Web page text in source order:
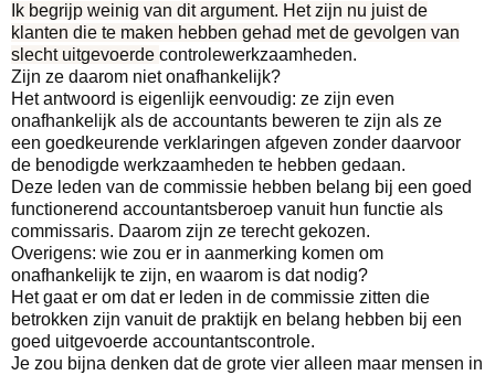
Ik begrijp weinig van dit argument. Het zijn nu juist de
klanten die te maken hebben gehad met de gevolgen van
slecht uitgevoerde controlewerkzaamheden.
Zijn ze daarom niet onafhankelijk?
Het antwoord is eigenlijk eenvoudig: ze zijn even
onafhankelijk als de accountants beweren te zijn als ze
een goedkeurende verklaringen afgeven zonder daarvoor
de benodigde werkzaamheden te hebben gedaan.
Deze leden van de commissie hebben belang bij een goed
functionerend accountantsberoep vanuit hun functie als
commissaris. Daarom zijn ze terecht gekozen.
Overigens: wie zou er in aanmerking komen om
onafhankelijk te zijn, en waarom is dat nodig?
Het gaat er om dat er leden in de commissie zitten die
betrokken zijn vanuit de praktijk en belang hebben bij een
goed uitgevoerde accountantscontrole.
Je zou bijna denken dat de grote vier alleen maar mensen in